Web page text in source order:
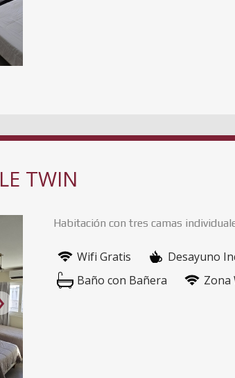
TWIN
Habitación con tres camas
Wifi Gratis Desayuno
Baño con Bañera
Zona